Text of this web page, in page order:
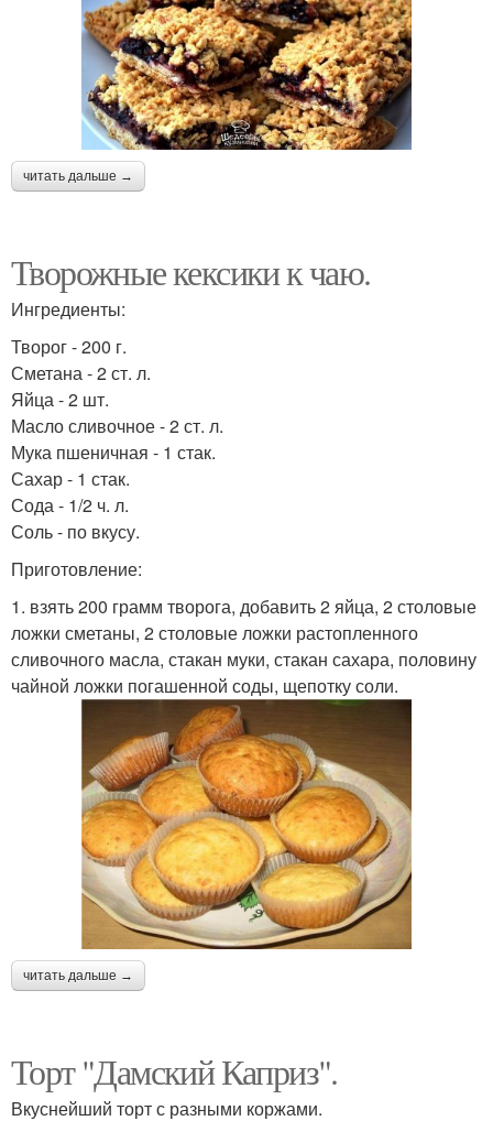
читать дальше →
Творожные кексики к чаю.
Ингредиенты:
Творог - 200 г.
Сметана - 2 ст. л.
Яйца - 2 шт.
Масло сливочное - 2 ст. л.
Мука пшеничная - 1 стак.
Сахар - 1 стак.
Сода - 1/2 ч. л.
Соль - по вкусу.
Приготовление:
1. взять 200 грамм творога, добавить 2 яйца, 2 столовые
ложки сметаны, 2 столовые ложки растопленного
сливочного масла, стакан муки, стакан сахара, половину
чайной ложки погашенной соды, щепотку соли.
читать дальше →
Торт "Дамский Каприз".
Вкуснейший торт с разными коржами.